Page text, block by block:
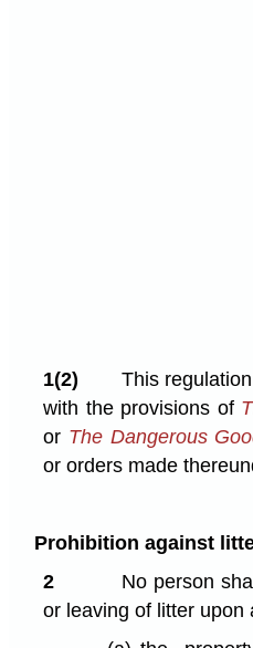
1(2)
This
with the provisions of
or The Dangerous
or orders made
Prohibition against
2
No person
or leaving of litter upon